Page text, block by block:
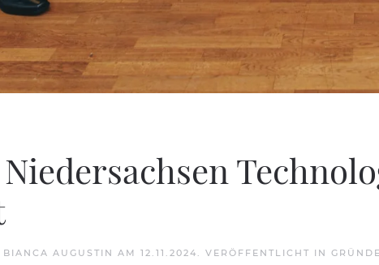
BIANCA AUGUSTIN AM 12.11.2024 . VERÖFFENTLICHT IN